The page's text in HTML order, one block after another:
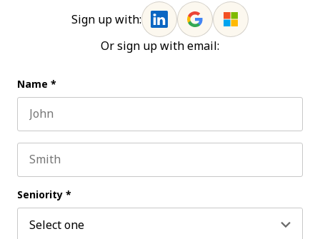
Sign up with:
Or sign up with email:
Name *
Seniority *